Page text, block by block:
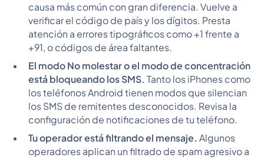
causa más común con gran diferencia. Vuelve a
verificar el código de país y los dígitos. Presta
atención a errores tipográficos como +1 frente a
+91, o códigos de área faltantes.
El modo No molestar o el modo de concentración
está bloqueando los SMS. Tanto los iPhones como
los teléfonos Android tienen modos que silencian
los SMS de remitentes desconocidos. Revisa la
configuración de notificaciones de tu teléfono.
Tu operador está filtrando el mensaje. Algunos
operadores aplican un filtrado de spam agresivo a